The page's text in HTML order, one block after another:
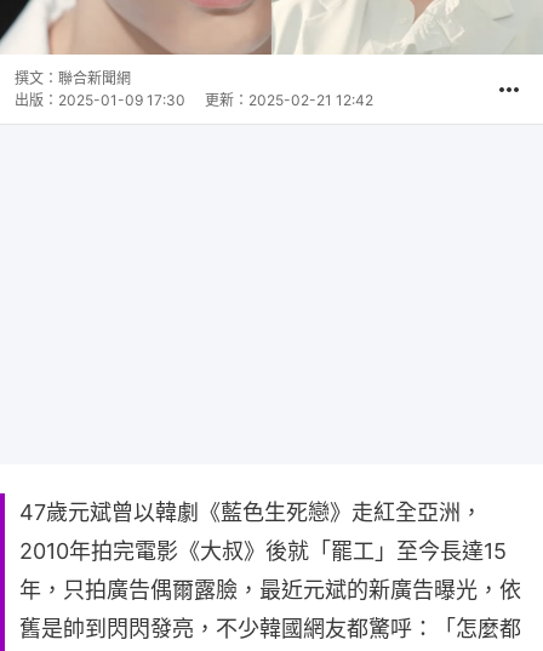
撰文： 聯合新聞網
出版： 2025-01-09 17:30 更新： 2025-02-21 12:42
47歲元斌曾以韓劇《藍色生死戀》走紅全亞洲，
2010年拍完電影《大叔》後就「罷工」至今長達15
年，只拍廣告偶爾露臉，最近元斌的新廣告曝光，依
舊是帥到閃閃發亮，不少韓國網友都驚呼：「怎麼都